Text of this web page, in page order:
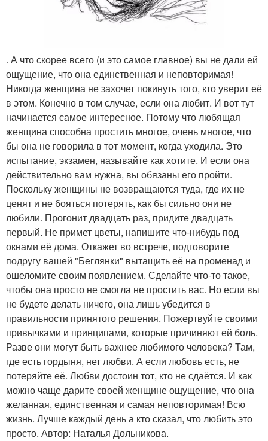
. А что скорее всего (и это самое главное) вы не дали ей
ощущение, что она единственная и неповторимая!
Никогда женщина не захочет покинуть того, кто уверит её
в этом. Конечно в том случае, если она любит. И вот тут
начинается самое интересное. Потому что любящая
женщина способна простить многое, очень многое, что
бы она не говорила в тот момент, когда уходила. Это
испытание, экзамен, называйте как хотите. И если она
действительно вам нужна, вы обязаны его пройти.
Поскольку женщины не возвращаются туда, где их не
ценят и не бояться потерять, как бы сильно они не
любили. Прогонит двадцать раз, придите двадцать
первый. Не примет цветы, напишите что-нибудь под
окнами её дома. Откажет во встрече, подговорите
подругу вашей "Беглянки" вытащить её на променад и
ошеломите своим появлением. Сделайте что-то такое,
чтобы она просто не смогла не простить вас. Но если вы
не будете делать ничего, она лишь убедится в
правильности принятого решения. Пожертвуйте своими
привычками и принципами, которые причиняют ей боль.
Разве они могут быть важнее любимого человека? Там,
где есть гордыня, нет любви. А если любовь есть, не
потеряйте её. Любви достоин тот, кто не сдаётся. И как
можно чаще дарите своей женщине ощущение, что она
желанная, единственная и самая неповторимая! Всю
жизнь. Лучше каждый день а кто сказал, что любить это
просто. Автор: Наталья Дольникова.